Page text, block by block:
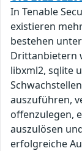
In Tenable
existieren
bestehen
Drittanbietern
libxml2, sqlite
auszuführen,
offenzulegen,
auszulösen
erfolgreiche